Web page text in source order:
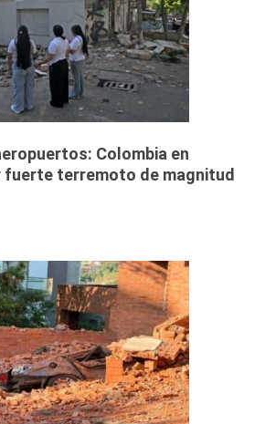
Colombia en
fuerte terremoto de magnitud